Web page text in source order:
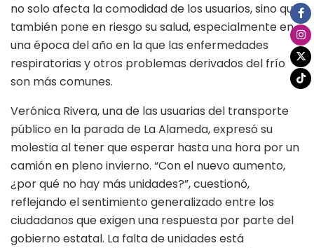
no solo afecta la comodidad de los usuarios, sino que
también pone en riesgo su salud, especialmente en
una época del año en la que las enfermedades
respiratorias y otros problemas derivados del frío
son más comunes.
Verónica Rivera, una de las usuarias del transporte
público en la parada de La Alameda, expresó su
molestia al tener que esperar hasta una hora por un
camión en pleno invierno. “Con el nuevo aumento,
¿por qué no hay más unidades?”, cuestionó,
reflejando el sentimiento generalizado entre los
ciudadanos que exigen una respuesta por parte del
gobierno estatal. La falta de unidades está